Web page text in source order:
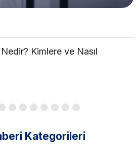
Kimlere ve Nasıl
Kategorileri